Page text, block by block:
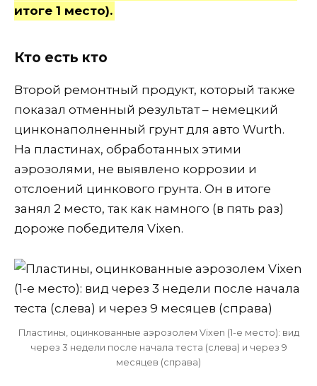
итоге 1 место).
Кто есть кто
Второй ремонтный продукт, который также
показал отменный результат – немецкий
цинконаполненный грунт для авто Wurth.
На пластинах, обработанных этими
аэрозолями, не выявлено коррозии и
отслоений цинкового грунта. Он в итоге
занял 2 место, так как намного (в пять раз)
дороже победителя Vixen.
Пластины, оцинкованные аэрозолем Vixen (1-е место): вид
через 3 недели после начала теста (слева) и через 9
месяцев (справа)